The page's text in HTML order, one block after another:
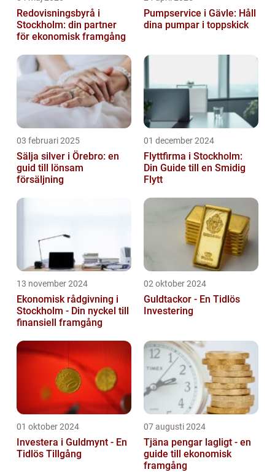
Redovisningsbyrå i
Stockholm: din partner
för ekonomisk framgång
Pumpservice i Gävle: Håll
dina pumpar i toppskick
03 februari 2025
Sälja silver i Örebro: en
guid till lönsam
försäljning
01 december 2024
Flyttfirma i Stockholm:
Din Guide till en Smidig
Flytt
13 november 2024
Ekonomisk rådgivning i
Stockholm - Din nyckel till
finansiell framgång
02 oktober 2024
Guldtackor - En Tidlös
Investering
01 oktober 2024
Investera i Guldmynt - En
Tidlös Tillgång
07 augusti 2024
Tjäna pengar lagligt - en
guide till ekonomisk
framgång